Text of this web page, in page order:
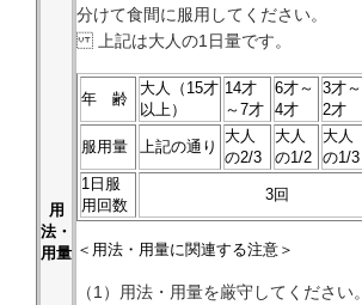
用
法・
用量
分けて食間に服用してください。
上記は大人の1日量です。
年 齢
大人（15才
以上）
14才
～7才
6才～
4才
3才～
2才
服用量 上記の通り
大人
の2/3
大人
の1/2
大人
の1/3
1日服
用回数
3回
＜用法・用量に関連する注意＞
（1）用法・用量を厳守してください。